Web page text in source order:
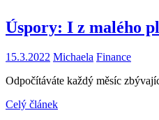
Úspory: I z malého
15.3.2022 Michaela Finance
Odpočítáváte každý měsíc
Celý článek